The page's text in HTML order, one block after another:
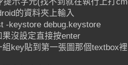
的資料夾上輸入
-keystore debug.keystore
果沒設定直接按enter
組key貼到第一張圖那個textbox